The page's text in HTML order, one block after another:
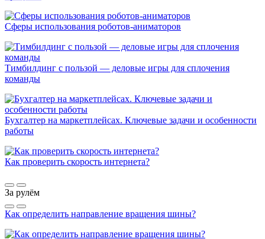
Сферы использования роботов-аниматоров
Тимбилдинг с пользой — деловые игры для сплочения
команды
Бухгалтер на маркетплейсах. Ключевые задачи и особенности
работы
Как проверить скорость интернета?
За рулём
Как определить направление вращения шины?